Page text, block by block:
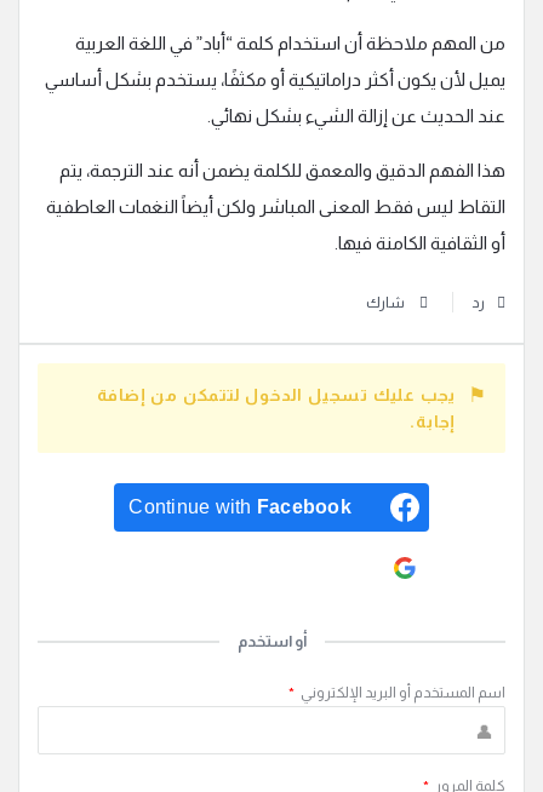
من المهم ملاحظة أن استخدام كلمة “أباد” في اللغة العربية
يميل لأن يكون أكثر دراماتيكية أو مكثفًا، يستخدم بشكل أساسي
عند الحديث عن إزالة الشيء بشكل نهائي.
هذا الفهم الدقيق والمعمق للكلمة يضمن أنه عند الترجمة، يتم
التقاط ليس فقط المعنى المباشر ولكن أيضاً النغمات العاطفية
أو الثقافية الكامنة فيها.
رد شارك
يجب عليك تسجيل الدخول لتتمكن من إضافة
إجابة.
Continue with Facebook
أو استخدم
اسم المستخدم أو البريد الإلكتروني *
كلمة المرور *